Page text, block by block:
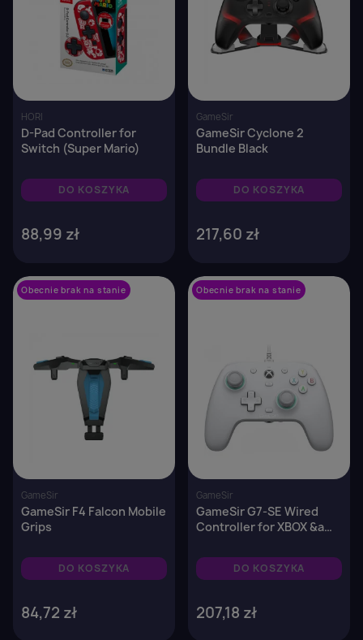
HORI
D-Pad Controller for
Switch (Super Mario)
DO KOSZYKA
88,99 zł
GameSir
GameSir Cyclone 2
Bundle Black
DO KOSZYKA
217,60 zł
Obecnie brak na stanie
GameSir
GameSir F4 Falcon Mobile
Grips
DO KOSZYKA
84,72 zł
Obecnie brak na stanie
GameSir
GameSir G7-SE Wired
Controller for XBOX &amp
DO KOSZYKA
207,18 zł